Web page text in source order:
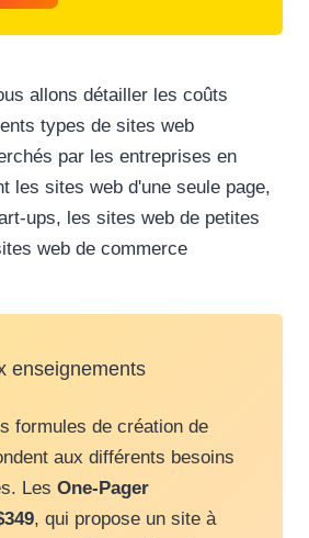
allons détailler les coûts
types de sites web
par les entreprises en
les sites web d'une seule page,
ups, les sites web de petites
web de commerce
enseignements
formules de création de
aux différents besoins
Les One-Pager
, qui propose un site à